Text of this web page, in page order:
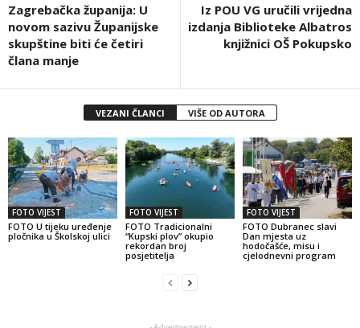
Zagrebačka županija: U
novom sazivu Županijske
skupštine biti će četiri
člana manje
Iz POU VG uručili vrijedna
izdanja Biblioteke Albatros
knjižnici OŠ Pokupsko
VEZANI ČLANCI VIŠE OD AUTORA
FOTO VIJEST
FOTO U tijeku uređenje
pločnika u Školskoj ulici
FOTO VIJEST
FOTO Tradicionalni
“Kupski plov” okupio
rekordan broj
posjetitelja
FOTO VIJEST
FOTO Dubranec slavi
Dan mjesta uz
hodočašće, misu i
cjelodnevni program